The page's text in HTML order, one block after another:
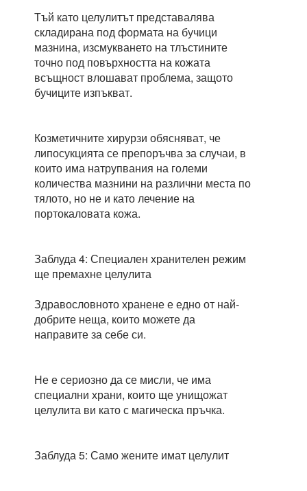
Тъй като целулитът представалява
складирана под формата на бучици
мазнина, изсмукването на тлъстините
точно под повърхността на кожата
всъщност влошават проблема, защото
бучиците изпъкват.
Козметичните хирурзи обясняват, че
липосукцията се препоръчва за случаи, в
които има натрупвания на големи
количества мазнини на различни места по
тялото, но не и като лечение на
портокаловата кожа.
Заблуда 4: Специален хранителен режим
ще премахне целулита
Здравословното хранене е едно от най-
добрите неща, които можете да
направите за себе си.
Не е сериозно да се мисли, че има
специални храни, които ще унищожат
целулита ви като с магическа пръчка.
Заблуда 5: Само жените имат целулит